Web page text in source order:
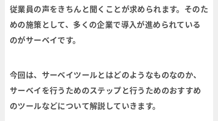
従業員の声をきちんと聞くことが求められます。そのた
めの施策として、多くの企業で導入が進められている
のがサーベイです。
今回は、サーベイツールとはどのようなものなのか、
サーベイを行うためのステップと行うためのおすすめ
のツールなどについて解説していきます。